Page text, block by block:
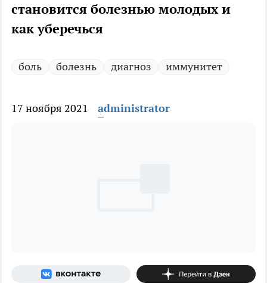
становится болезнью молодых и
как уберечься
боль болезнь диагноз иммунитет
17 ноября 2021 administrator